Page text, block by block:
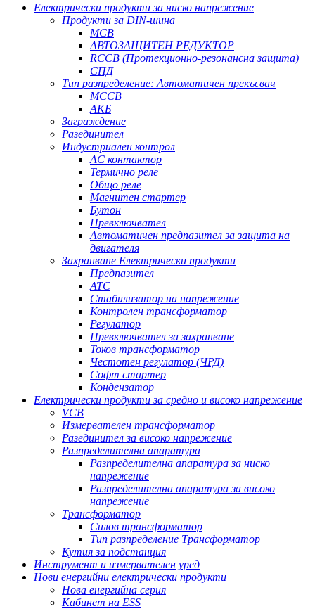
Електрически продукти за ниско напрежение
Продукти за DIN-шина
MCB
АВТОЗАЩИТЕН РЕДУКТОР
RCCB (Протекционно-резонансна защита)
СПД
Тип разпределение: Автоматичен прекъсвач
MCCB
АКБ
Заграждение
Разединител
Индустриален контрол
AC контактор
Термично реле
Общо реле
Магнитен стартер
Бутон
Превключвател
Автоматичен предпазител за защита на
двигателя
Захранване Електрически продукти
Предпазител
АТС
Стабилизатор на напрежение
Контролен трансформатор
Регулатор
Превключвател за захранване
Токов трансформатор
Честотен регулатор (ЧРД)
Софт стартер
Кондензатор
Електрически продукти за средно и високо напрежение
VCB
Измервателен трансформатор
Разединител за високо напрежение
Разпределителна апаратура
Разпределителна апаратура за ниско
напрежение
Разпределителна апаратура за високо
напрежение
Трансформатор
Силов трансформатор
Тип разпределение Трансформатор
Кутия за подстанция
Инструмент и измервателен уред
Нови енергийни електрически продукти
Нова енергийна серия
Кабинет на ESS